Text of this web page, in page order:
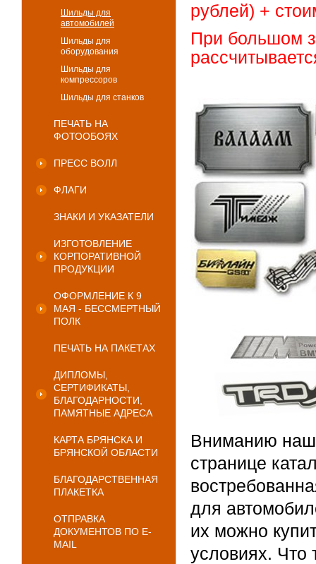
Шильды для
автомобилей
Шильды для
оборудования
Шильды для
компрессоров
Шильды для станков
ПЕЧАТЬ НА
ФОТООБОЯХ
ПРЕСС ВОЛЛ
ФЛАГИ
ЗНАКИ И УКАЗАТЕЛИ
ИЗГОТОВЛЕНИЕ
КОРПОРАТИВНОЙ
ПРОДУКЦИИ
ОФОРМЛЕНИЕ К 9
МАЯ - БЕССМЕРТНЫЙ
ПОЛК
ПЕЧАТЬ НА ПАКЕТАХ
ДИПЛОМЫ,
СЕРТИФИКАТЫ,
БЛАГОДАРНОСТИ,
ПАМЯТНЫЕ АДРЕСА
КАРТА БРЯНСКА И
БРЯНСКОЙ ОБЛАСТИ
БЛАГОДАРСТВЕННАЯ
ПЛАКЕТКА
ОТПРАВКА
ДОКУМЕНТОВ ПО E-
MAIL
рублей) +
При большом
рассчитывает
Вниманию
странице
для
их можно
условиях. Что